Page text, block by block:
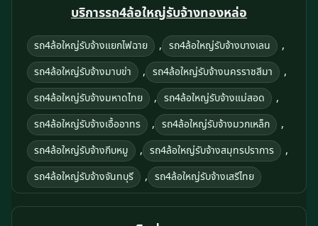
บริการรถ4ล้อใหญ่รับจ้างทองหล่อ
รถ4ล้อใหญ่รับจ้างแยกไฟฉาย , รถ4ล้อใหญ่รับจ้างบางเลน ,
รถ4ล้อใหญ่รับจ้างมาบข่า , รถ4ล้อใหญ่รับจ้างนครราชสีมา ,
รถ4ล้อใหญ่รับจ้างมหาดไทย , รถ4ล้อใหญ่รับจ้างแม่สอด ,
รถ4ล้อใหญ่รับจ้างเอื้ออาทร , รถ4ล้อใหญ่รับจ้างมวกเหล็ก ,
รถ4ล้อใหญ่รับจ้างกีบหมู , รถ4ล้อใหญ่รับจ้างสมุทรปราการ ,
รถ4ล้อใหญ่รับจ้างจันทบุรี , รถ4ล้อใหญ่รับจ้างเสรีไทย